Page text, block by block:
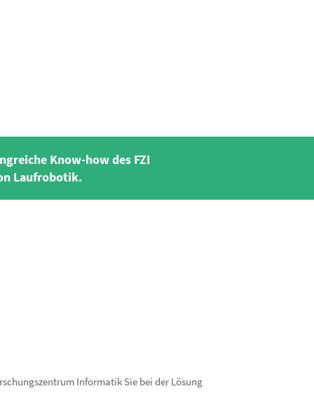
Know-how des FZI
Laufrobotik.
Informatik Sie bei der Lösung